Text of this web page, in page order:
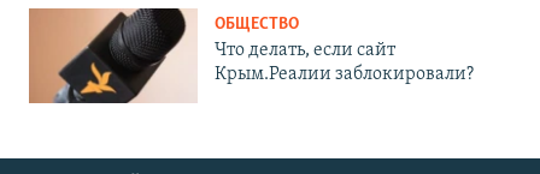
ОБЩЕСТВО
Что делать, если сайт
Крым.Реалии заблокировали?